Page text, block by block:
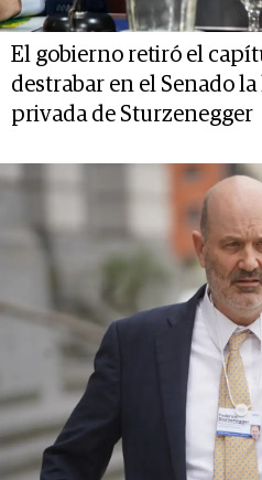
El gobierno retiró el
destrabar en el Senado
privada de Sturzenegger